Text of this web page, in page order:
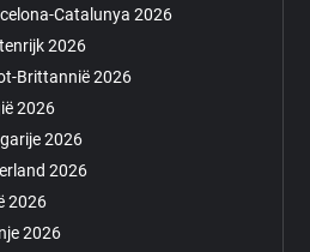
Catalunya 2026
2026
Brittannië 2026
2026
2026
2026
2026
2026